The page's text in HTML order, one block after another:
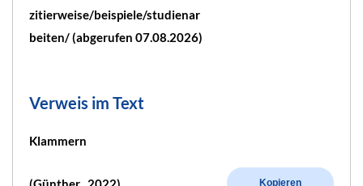
zitierweise/beispiele/studienar
beiten/ (abgerufen 07.08.2026)
Verweis im Text
Klammern
Kopieren